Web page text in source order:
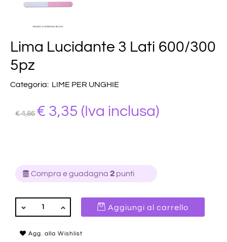
Lima Lucidante 3 Lati 600/300
5pz
Categoria: LIME PER UNGHIE
€ 4,86 € 3,35 (Iva inclusa)
Compra e guadagna 2 punti
QUANTITÀ
Aggiungi al carrello
Agg. alla Wishlist